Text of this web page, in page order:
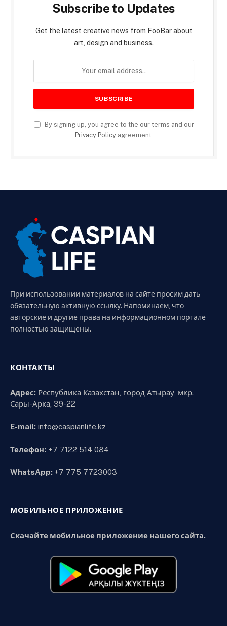
Subscribe to Updates
Get the latest creative news from FooBar about
art, design and business.
By signing up, you agree to the our terms and our
Privacy Policyagreement.
При использовании материалов на сайте просим дать
обязательную активную ссылку. Напоминаем, что
авторские и другие права на информационном портале
полностью защищены.
КОНТАКТЫ
Адрес: Республика Казахстан, город Атырау, мкр.
Сары-Арка, 39-22
E-mail: info@caspianlife.kz
Телефон: +7 7122 514 084
WhatsApp: +7 775 7723003
МОБИЛЬНОЕ ПРИЛОЖЕНИЕ
Скачайте мобильное приложение нашего сайта.